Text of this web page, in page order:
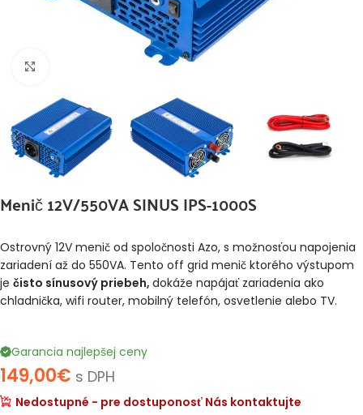
Menič 12V/550VA SINUS IPS-1000S
Ostrovný 12V menič od spoločnosti Azo, s možnosťou napojenia
zariadení až do 550VA. Tento off grid menič ktorého výstupom
je čisto sínusový priebeh, dokáže napájať zariadenia ako
chladnička, wifi router, mobilný telefón, osvetlenie alebo TV.
Garancia najlepšej ceny
149,00€ s DPH
Nedostupné - pre dostuponosť Nás kontaktujte